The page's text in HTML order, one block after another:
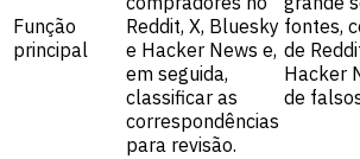
Função
principal
Reddit, X, Bluesky
e Hacker News e,
em seguida,
classificar as
correspondências
para revisão.
fontes,
de
Hacker
de